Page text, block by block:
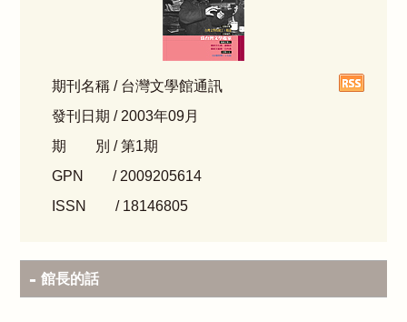
期刊名稱 / 台灣文學館通訊
發刊日期 / 2003年09月
期 別 / 第1期
GPN / 2009205614
ISSN / 18146805
館長的話